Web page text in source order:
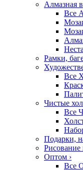
Алмазная
Все
Рамки,
Все
Чистые
Все
Подарки,
Рисование
Оптом ›
Все